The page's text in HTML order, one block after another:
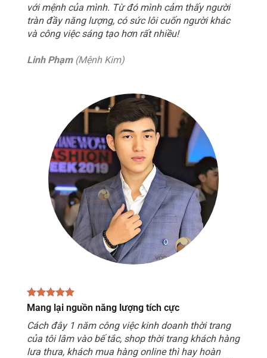
với mệnh của mình. Từ đó mình cảm thấy người
tràn đầy năng lượng, có sức lôi cuốn người khác
và công việc sáng tạo hơn rất nhiều!
Linh Phạm(Mệnh Kim)
Mang lại nguồn năng lượng tích cực
Cách đây 1 năm công việc kinh doanh thời trang
của tôi lâm vào bế tắc, shop thời trang khách hàng
lưa thưa, khách mua hàng online thì hay hoàn